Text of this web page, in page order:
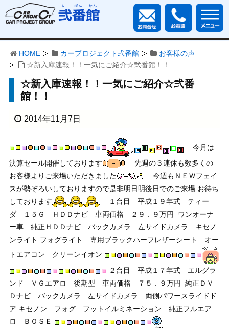
HOME カープロジェクト弐番館
お客様の声
☆新入庫速報！！一気にご紹介☆弐番館！！
☆新入庫速報！！一気にご紹介☆弐番
館！！
2014年11月7日
今月は
決算セール開催しております
先週の３連休も数多くの
お客様よりご来場いただきました
今週もＮＥＷフェイ
スが勢ぞろいしておりますので是非明日明後日でのご来場 お待ち
しております
１台目 平成１９年式 ティー
ダ １５Ｇ ＨＤＤナビ 車両価格 ２９．９万円
ワンオーナ
ー車 純正ＨＤＤナビ バックカメラ 左サイドカメラ キセノ
ンライト フォグライト 専用ブラックハーフレザーシート オー
トエアコン クリーンイオン
２台目 平成１７年式 エルグラ
ンド ＶＧエアロ 後期型 車両価格 ７５．９万円
純正ＤＶ
Ｄナビ バックカメラ 左サイドカメラ 両側パワースライドド
ア キセノン フォグ フットイルミネーション 純正フルエア
ロ ＢＯＳＥ